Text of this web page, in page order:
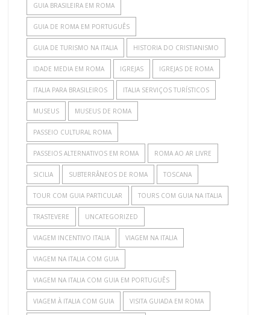
GUIA BRASILEIRA EM ROMA
GUIA DE ROMA EM PORTUGUÊS
GUIA DE TURISMO NA ITALIA HISTORIA DO CRISTIANISMO
IDADE MEDIA EM ROMA IGREJAS IGREJAS DE ROMA
ITALIA PARA BRASILEIROS ITALIA SERVIÇOS TURÍSTICOS
MUSEUS MUSEUS DE ROMA
PASSEIO CULTURAL ROMA
PASSEIOS ALTERNATIVOS EM ROMA ROMA AO AR LIVRE
SICILIA SUBTERRÂNEOS DE ROMA TOSCANA
TOUR COM GUIA PARTICULAR TOURS COM GUIA NA ITALIA
TRASTEVERE UNCATEGORIZED
VIAGEM INCENTIVO ITALIA VIAGEM NA ITALIA
VIAGEM NA ITALIA COM GUIA
VIAGEM NA ITALIA COM GUIA EM PORTUGUÊS
VIAGEM À ITALIA COM GUIA VISITA GUIADA EM ROMA